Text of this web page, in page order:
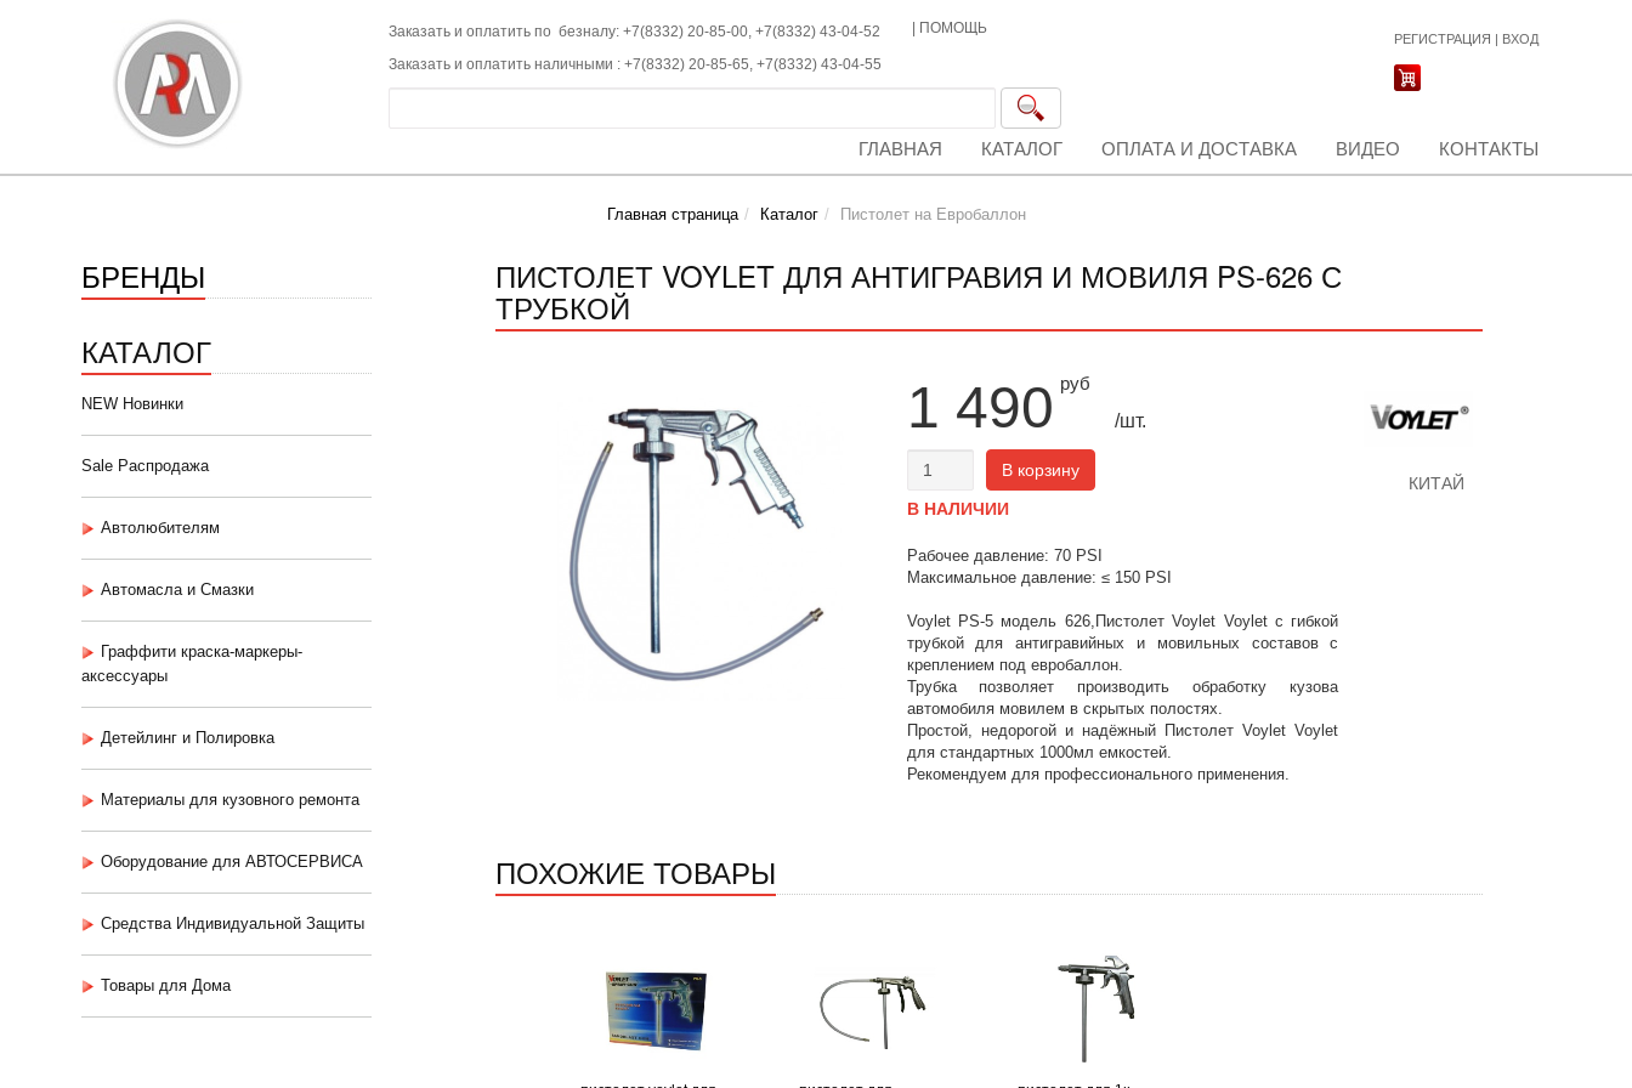
Заказать и оплатить по безналу: +7(8332) 20-85-00, +7(8332) 43-04-52
Заказать и оплатить наличными : +7(8332) 20-85-65, +7(8332) 43-04-55
ПОМОЩЬ
РЕГИСТРАЦИЯ | ВХОД
ГЛАВНАЯ КАТАЛОГ ОПЛАТА И ДОСТАВКА ВИДЕО КОНТАКТЫ
Главная страница Каталог Пистолет на Евробаллон
БРЕНДЫ
КАТАЛОГ
NEW Новинки
Sale Распродажа
Автолюбителям
Автомасла и Смазки
Граффити краска-маркеры-
аксессуары
Детейлинг и Полировка
Материалы для кузовного ремонта
Оборудование для АВТОСЕРВИСА
Средства Индивидуальной Защиты
Товары для Дома
ПИСТОЛЕТ VOYLET ДЛЯ АНТИГРАВИЯ И МОВИЛЯ PS-626 С
ТРУБКОЙ
1 490 руб
/шт.
В корзину
В НАЛИЧИИ
Рабочее давление: 70 PSI
Максимальное давление: ≤ 150 PSI
Voylet PS-5 модель 626,Пистолет Voylet Voylet с гибкой
трубкой для антигравийных и мовильных составов с
креплением под евробаллон.
Трубка позволяет производить обработку кузова
автомобиля мовилем в скрытых полостях.
Простой, недорогой и надёжный Пистолет Voylet Voylet
для стандартных 1000мл емкостей.
Рекомендуем для профессионального применения.
КИТАЙ
ПОХОЖИЕ ТОВАРЫ